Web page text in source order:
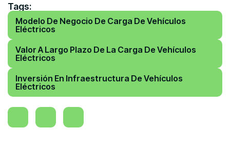
Tags:
Modelo De Negocio De Carga De Vehículos
Eléctricos
Valor A Largo Plazo De La Carga De Vehículos
Eléctricos
Inversión En Infraestructura De Vehículos
Eléctricos